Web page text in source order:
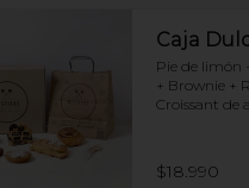
Caja
Pie de limón
+ Brownie +
Croissant de
$18.990